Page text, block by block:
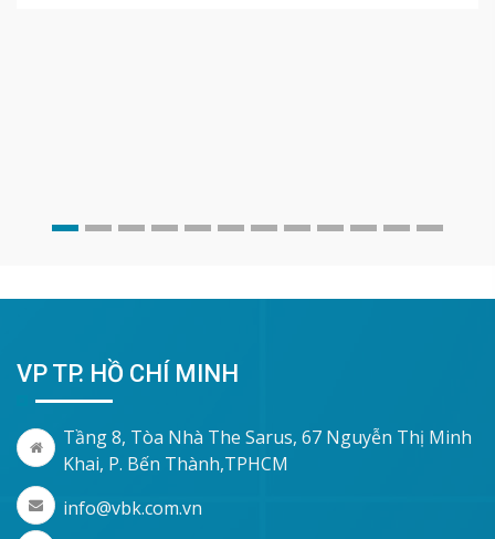
VP TP. HỒ CHÍ MINH
Tầng 8, Tòa Nhà The Sarus, 67 Nguyễn Thị Minh
Khai, P. Bến Thành,TPHCM
info@vbk.com.vn